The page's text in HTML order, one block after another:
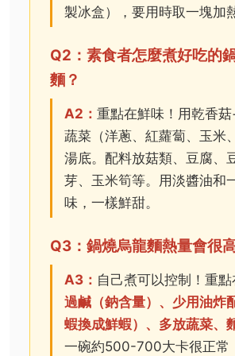
製冰盒），要用時取一塊加
Q2：素食者怎麼煮好吃的
麵？
A2： 重點在鮮味！用乾香
蔬菜（洋蔥、紅蘿蔔、玉米
湯底。配料放菇類、豆腐、
芽、玉米筍等。用淡醬油和
味，一樣鮮甜。
Q3：鍋燒烏龍麵熱量會很
A3： 自己煮可以控制！重點
過鹹（鈉含量）、少用油炸
蝦換成鮮蝦）、多放蔬菜、
一碗約500-700大卡很正常